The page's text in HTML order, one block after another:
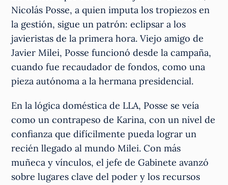
Nicolás Posse, a quien imputa los tropiezos en
la gestión, sigue un patrón: eclipsar a los
javieristas de la primera hora. Viejo amigo de
Javier Milei, Posse funcionó desde la campaña,
cuando fue recaudador de fondos, como una
pieza autónoma a la hermana presidencial.
En la lógica doméstica de LLA, Posse se veía
como un contrapeso de Karina, con un nivel de
confianza que difícilmente pueda lograr un
recién llegado al mundo Milei. Con más
muñeca y vínculos, el jefe de Gabinete avanzó
sobre lugares clave del poder y los recursos